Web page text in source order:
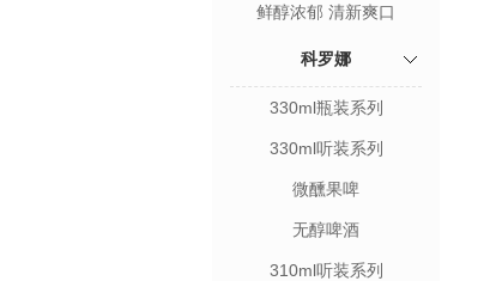
鲜醇浓郁 清新爽口
科罗娜
330ml瓶装系列
330ml听装系列
微醺果啤
无醇啤酒
310ml听装系列